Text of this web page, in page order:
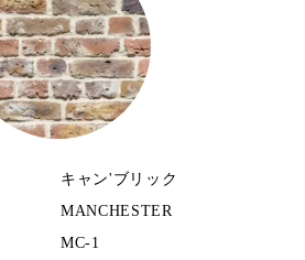
キャン'ブリック
MANCHESTER
MC-1